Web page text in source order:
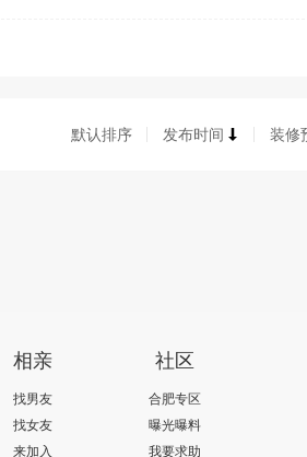
默认排序 发布时间 装修
相亲
找男友
找女友
来加入
社区
合肥专区
曝光曝料
我要求助